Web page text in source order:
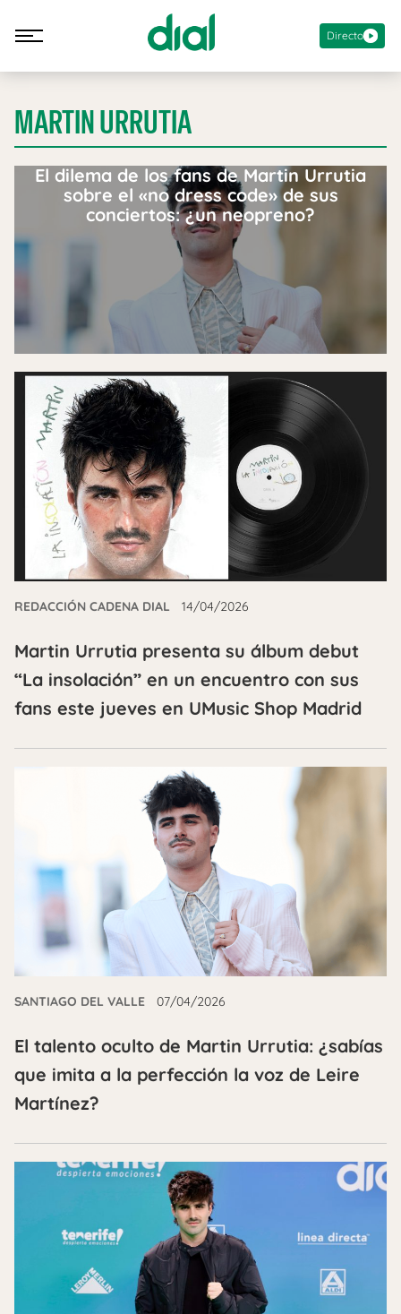
Directo
MARTIN URRUTIA
El dilema de los fans de Martin Urrutia
sobre el «no dress code» de sus
conciertos: ¿un neopreno?
REDACCIÓN CADENA DIAL 14/04/2026
Martin Urrutia presenta su álbum debut
“La insolación” en un encuentro con sus
fans este jueves en UMusic Shop Madrid
SANTIAGO DEL VALLE 07/04/2026
El talento oculto de Martin Urrutia: ¿sabías
que imita a la perfección la voz de Leire
Martínez?